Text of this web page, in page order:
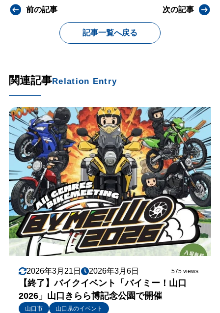
前の記事
記事一覧へ戻る
次の記事
関連記事Relation Entry
2026年3月21日 2026年3月6日 575 views
【終了】バイクイベント「バイミー！山口
2026」山口きらら博記念公園で開催
山口市
山口県のイベント